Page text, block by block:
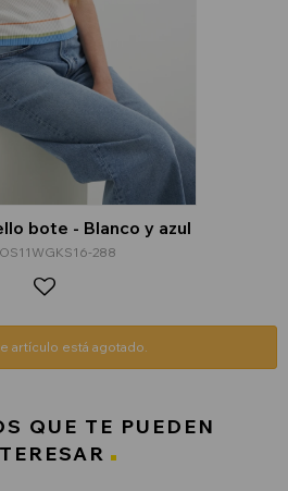
bote - Blanco y azul
OS11WGKS16-288
artículo está agotado.
QUE TE PUEDEN